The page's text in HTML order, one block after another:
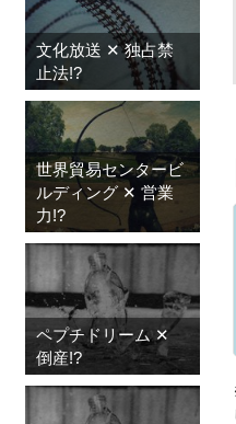
文化放送 ✕ 独占禁
止法!?
世界貿易センタービ
ルディング ✕ 営業
力!?
ペプチドリーム ✕
倒産!?